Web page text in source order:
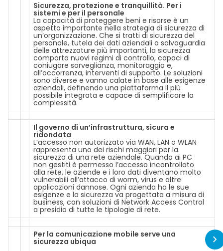
Sicurezza, protezione e tranquillità. Per i
sistemi e per il personale
La capacità di proteggere beni e risorse è un
aspetto importante nella strategia di sicurezza di
un’organizzazione. Che si tratti di sicurezza del
personale, tutela dei dati aziendali o salvaguardia
delle attrezzature più importanti, la sicurezza
comporta nuovi regimi di controllo, capaci di
coniugare sorveglianza, monitoraggio e,
all’occorrenza, interventi di supporto. Le soluzioni
sono diverse e vanno calate in base alle esigenze
aziendali, definendo una piattaforma il più
possibile integrata e capace di semplificare la
complessità.
Il governo di un’infrastruttura, sicura e
ridondata
L’accesso non autorizzato via WAN, LAN o WLAN
rappresenta uno dei rischi maggiori per la
sicurezza di una rete aziendale. Quando ai PC
non gestiti è permesso l’accesso incontrollato
alla rete, le aziende e i loro dati diventano molto
vulnerabili all’attacco di worm, virus e altre
applicazioni dannose. Ogni azienda ha le sue
esigenze e la sicurezza va progettata a misura di
business, con soluzioni di Network Access Control
a presidio di tutte le tipologie di rete.
Per la comunicazione mobile serve una
sicurezza ubiqua